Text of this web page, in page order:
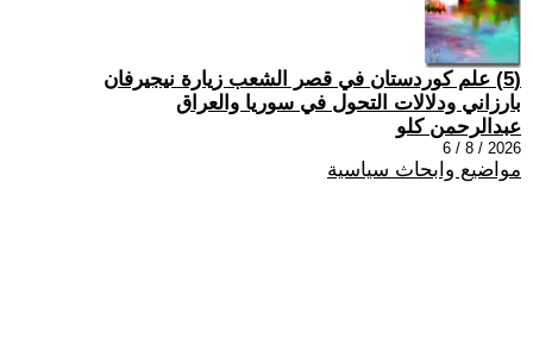
(5) علم كوردستان في قصر الشعب زيارة نيجيرفان
بارزاني ودلالات التحول في سوريا والعراق
عبدالرحمن كلو
2026 / 8 / 6
مواضيع وابحاث سياسية